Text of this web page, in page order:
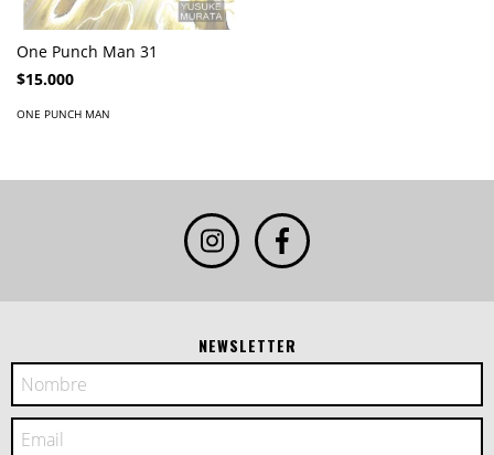
One Punch Man 31
$15.000
ONE PUNCH MAN
NEWSLETTER